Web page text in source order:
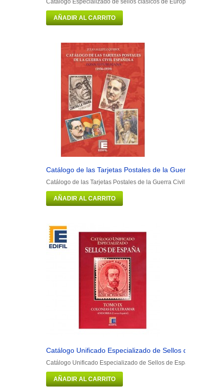
Catálogo Especializado de sellos clásicos de Europa. Tomo I (A-
AÑADIR AL CARRITO
Catálogo de las Tarjetas Postales de la Guerra Civil...
Catálogo de las Tarjetas Postales de la Guerra Civil Española.
AÑADIR AL CARRITO
Catálogo Unificado Especializado de Sellos de
Catálogo Unificado Especializado de Sellos de España Serie
AÑADIR AL CARRITO